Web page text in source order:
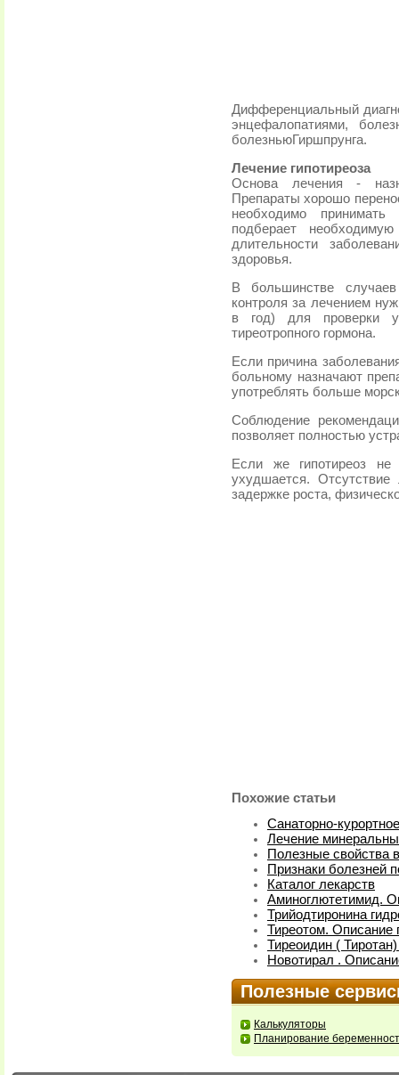
Дифференциальный
энцефалопатиями,
болезньюГиршпрунга.
Лечение гипотиреоза
Основа лечения -
Препараты хорошо
необходимо
подберает
длительности
здоровья.
В большинстве
контроля за лечением
в год) для проверки
тиреотропного гормона.
Если причина
больному назначают
употреблять больше
Соблюдение
позволяет полностью
Если же гипотиреоз не
ухудшается. Отсутствие
задержке роста,
Похожие статьи
Санаторно-
Лечение
Полезные свойства
Признаки болезней
Каталог лекарств
Аминоглютетимид.
Трийодтиронина
Тиреотом. Описание
Тиреоидин (
Новотирал .
Полезные
Калькуляторы
Планирование